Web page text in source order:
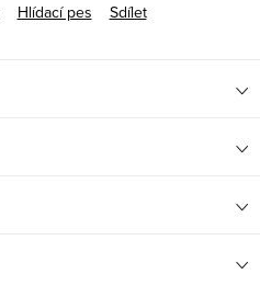
Hlídací pes Sdílet